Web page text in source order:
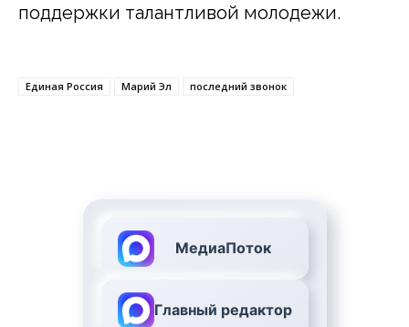
поддержки талантливой молодежи.
Единая Россия Марий Эл последний звонок
МедиаПоток
Главный редактор